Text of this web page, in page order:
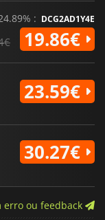
: DCG2AD1Y4E
19.86€
23.59€
30.27€
erro ou feedback